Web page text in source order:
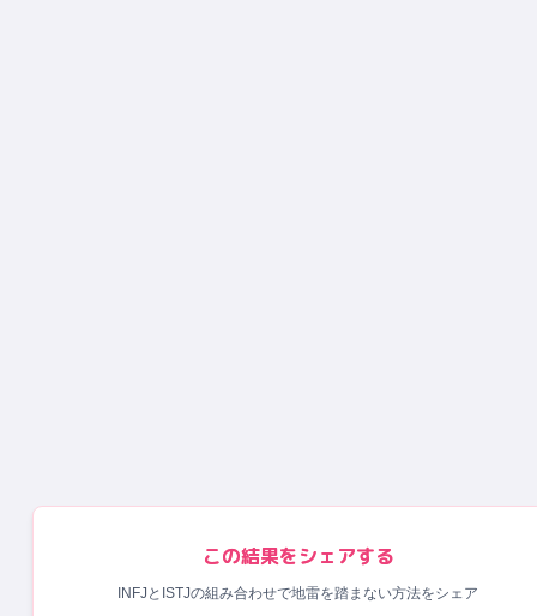
この結果をシェアする
INFJとISTJの組み合わせで地雷を踏まない方法をシェア